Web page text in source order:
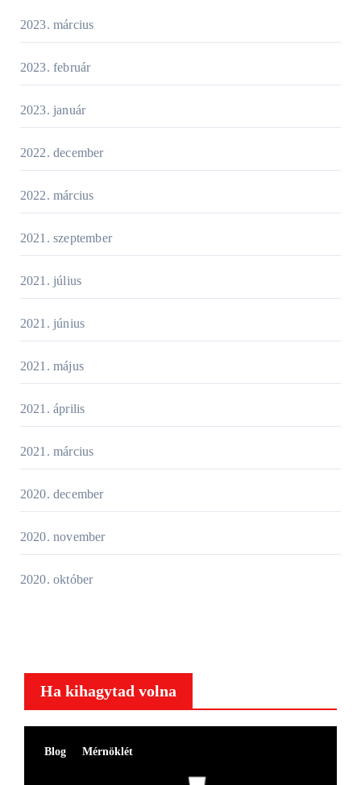
2023. március
2023. február
2023. január
2022. december
2022. március
2021. szeptember
2021. július
2021. június
2021. május
2021. április
2021. március
2020. december
2020. november
2020. október
Ha kihagytad volna
Blog Mérnöklét